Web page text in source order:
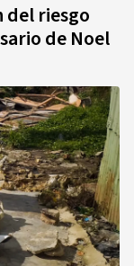
del riesgo
de Noel